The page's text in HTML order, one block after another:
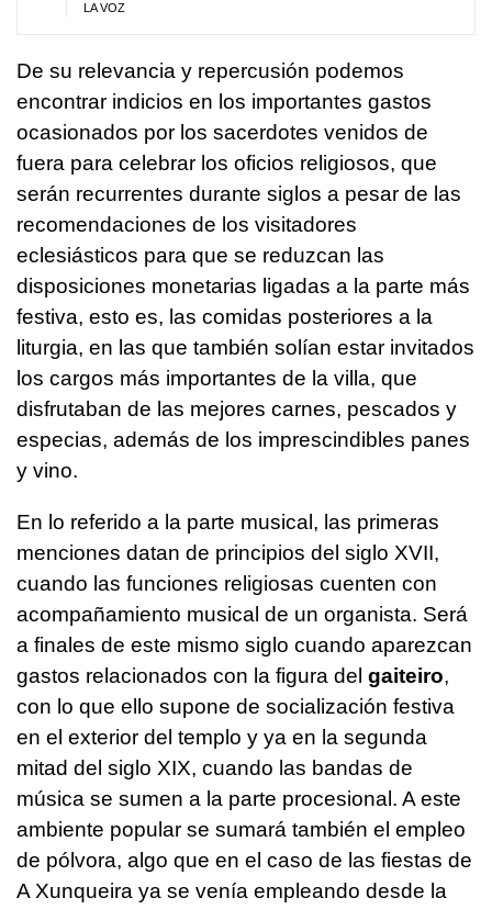
LA VOZ
De su relevancia y repercusión podemos
encontrar indicios en los importantes gastos
ocasionados por los sacerdotes venidos de
fuera para celebrar los oficios religiosos, que
serán recurrentes durante siglos a pesar de las
recomendaciones de los visitadores
eclesiásticos para que se reduzcan las
disposiciones monetarias ligadas a la parte más
festiva, esto es, las comidas posteriores a la
liturgia, en las que también solían estar invitados
los cargos más importantes de la villa, que
disfrutaban de las mejores carnes, pescados y
especias, además de los imprescindibles panes
y vino.
En lo referido a la parte musical, las primeras
menciones datan de principios del siglo XVII,
cuando las funciones religiosas cuenten con
acompañamiento musical de un organista. Será
a finales de este mismo siglo cuando aparezcan
gastos relacionados con la figura del gaiteiro,
con lo que ello supone de socialización festiva
en el exterior del templo y ya en la segunda
mitad del siglo XIX, cuando las bandas de
música se sumen a la parte procesional. A este
ambiente popular se sumará también el empleo
de pólvora, algo que en el caso de las fiestas de
A Xunqueira ya se venía empleando desde la